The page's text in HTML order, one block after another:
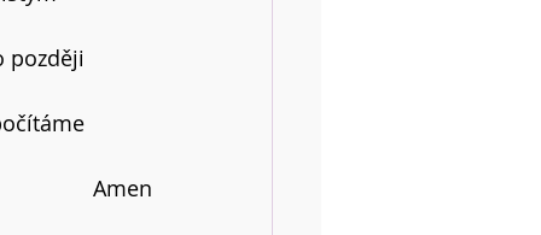
později
Amen